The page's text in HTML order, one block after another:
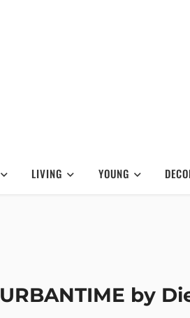
LIVING YOUNG
URBANTIME by